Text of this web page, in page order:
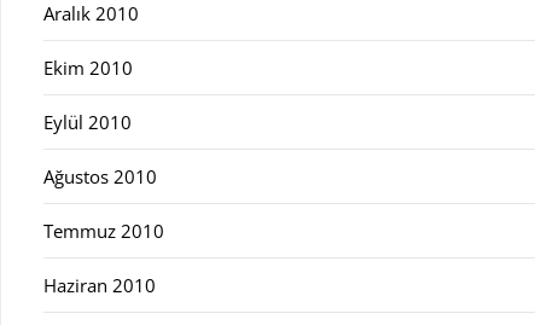
Aralık 2010
Ekim 2010
Eylül 2010
Ağustos 2010
Temmuz 2010
Haziran 2010